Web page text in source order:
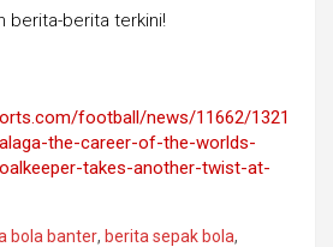
berita-berita terkini!
football/news/11662/1321
the-career-of-the-worlds-
takes-another-twist-at-
bola banter, berita sepak bola,